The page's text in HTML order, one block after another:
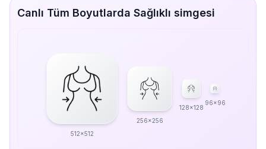
Canlı Tüm Boyutlarda Sağlıklı simgesi
512x512
256x256
128x128
96x96